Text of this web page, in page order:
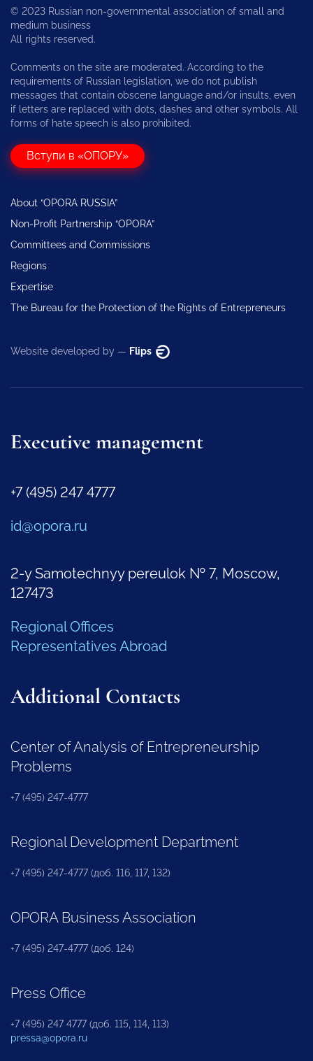
© 2023 Russian non-governmental association of small and
medium business
All rights reserved.
Comments on the site are moderated. According to the
requirements of Russian legislation, we do not publish
messages that contain obscene language and/or insults, even
if letters are replaced with dots, dashes and other symbols. All
forms of hate speech is also prohibited.
Вступи в «ОПОРУ»
About “OPORA RUSSIA”
Non-Profit Partnership “OPORA”
Committees and Commissions
Regions
Expertise
The Bureau for the Protection of the Rights of Entrepreneurs
Website developed by — Flips
Executive management
+7 (495) 247 4777
id@opora.ru
2-y Samotechnyy pereulok № 7, Moscow,
127473
Regional Offices
Representatives Abroad
Additional Contacts
Center of Analysis of Entrepreneurship
Problems
+7 (495) 247-4777
Regional Development Department
+7 (495) 247-4777 (доб. 116, 117, 132)
OPORA Business Association
+7 (495) 247-4777 (доб. 124)
Press Office
+7 (495) 247 4777 (доб. 115, 114, 113)
pressa@opora.ru